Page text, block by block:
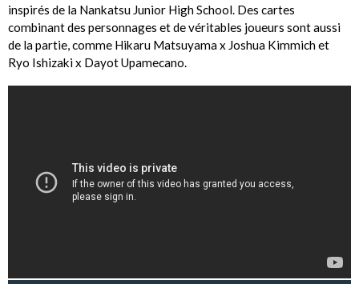
inspirés de la Nankatsu Junior High School. Des cartes
combinant des personnages et de véritables joueurs sont aussi
de la partie, comme Hikaru Matsuyama x Joshua Kimmich et
Ryo Ishizaki x Dayot Upamecano.